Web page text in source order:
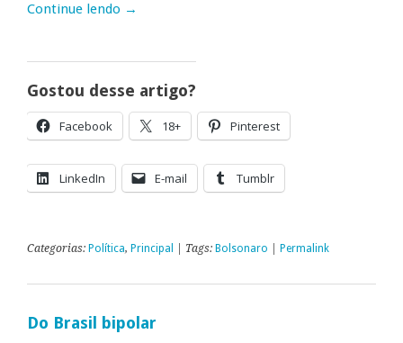
Continue lendo →
Gostou desse artigo?
Facebook 18+ Pinterest
LinkedIn E-mail Tumblr
Categorias: Política, Principal | Tags: Bolsonaro Permalink
Do Brasil bipolar